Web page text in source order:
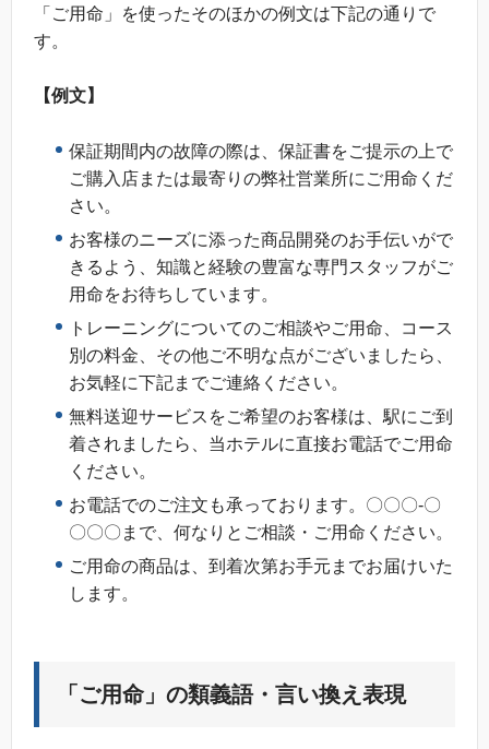
「ご用命」を使ったそのほかの例文は下記の通りで
す。
【例文】
保証期間内の故障の際は、保証書をご提示の上で
ご購入店または最寄りの弊社営業所にご用命くだ
さい。
お客様のニーズに添った商品開発のお手伝いがで
きるよう、知識と経験の豊富な専門スタッフがご
用命をお待ちしています。
トレーニングについてのご相談やご用命、コース
別の料金、その他ご不明な点がございましたら、
お気軽に下記までご連絡ください。
無料送迎サービスをご希望のお客様は、駅にご到
着されましたら、当ホテルに直接お電話でご用命
ください。
お電話でのご注文も承っております。〇〇〇-〇
〇〇〇まで、何なりとご相談・ご用命ください。
ご用命の商品は、到着次第お手元までお届けいた
します。
「ご用命」の類義語・言い換え表現